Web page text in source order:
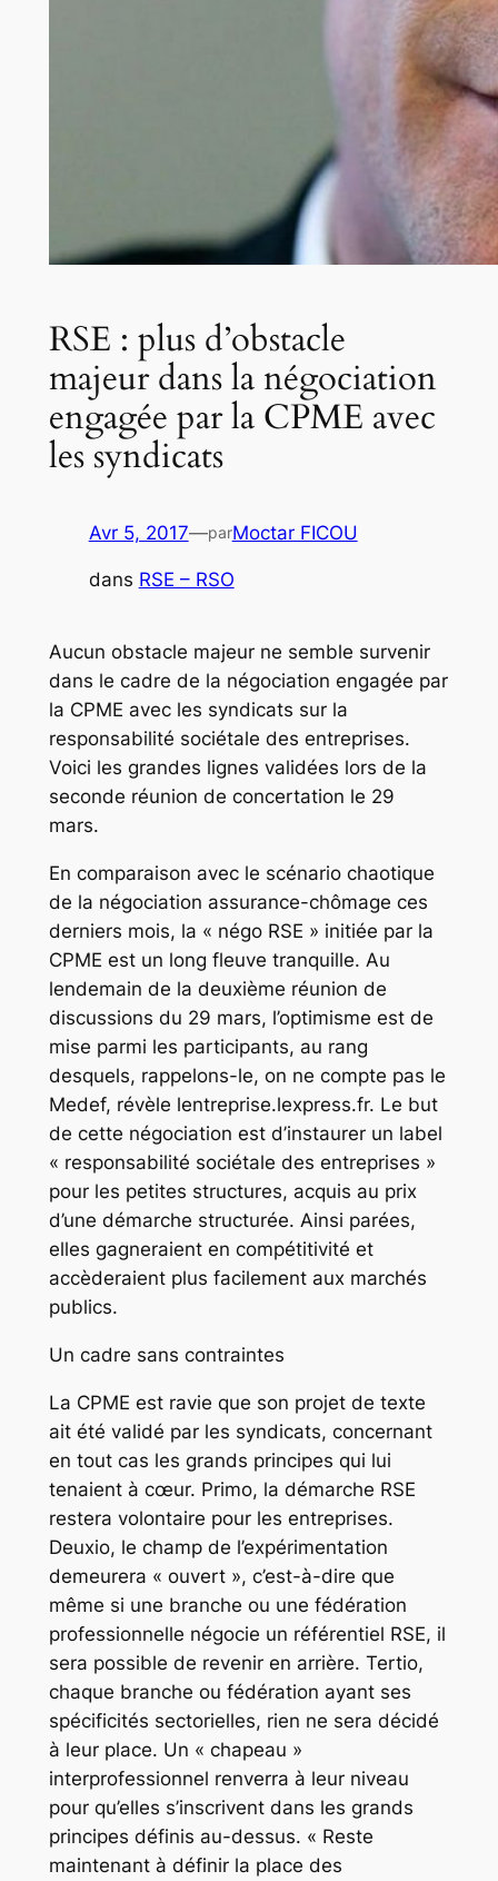
RSE : plus d’obstacle
majeur dans la négociation
engagée par la CPME avec
les syndicats
Avr 5, 2017—parMoctar FICOU
dans RSE – RSO
Aucun obstacle majeur ne semble survenir
dans le cadre de la négociation engagée par
la CPME avec les syndicats sur la
responsabilité sociétale des entreprises.
Voici les grandes lignes validées lors de la
seconde réunion de concertation le 29
mars.
En comparaison avec le scénario chaotique
de la négociation assurance-chômage ces
derniers mois, la « négo RSE » initiée par la
CPME est un long fleuve tranquille. Au
lendemain de la deuxième réunion de
discussions du 29 mars, l’optimisme est de
mise parmi les participants, au rang
desquels, rappelons-le, on ne compte pas le
Medef, révèle lentreprise.lexpress.fr. Le but
de cette négociation est d’instaurer un label
« responsabilité sociétale des entreprises »
pour les petites structures, acquis au prix
d’une démarche structurée. Ainsi parées,
elles gagneraient en compétitivité et
accèderaient plus facilement aux marchés
publics.
Un cadre sans contraintes
La CPME est ravie que son projet de texte
ait été validé par les syndicats, concernant
en tout cas les grands principes qui lui
tenaient à cœur. Primo, la démarche RSE
restera volontaire pour les entreprises.
Deuxio, le champ de l’expérimentation
demeurera « ouvert », c’est-à-dire que
même si une branche ou une fédération
professionnelle négocie un référentiel RSE, il
sera possible de revenir en arrière. Tertio,
chaque branche ou fédération ayant ses
spécificités sectorielles, rien ne sera décidé
à leur place. Un « chapeau »
interprofessionnel renverra à leur niveau
pour qu’elles s’inscrivent dans les grands
principes définis au-dessus. « Reste
maintenant à définir la place des